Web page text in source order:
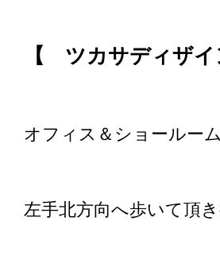
【 ツカサディザ
オフィス＆ショールー
左手北方向へ歩いて頂